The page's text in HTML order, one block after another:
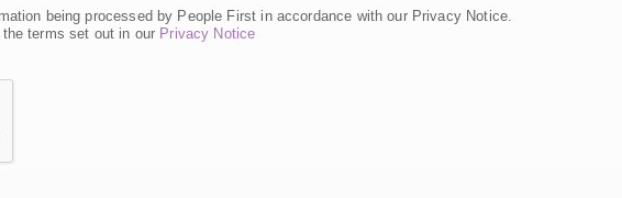
being processed by People First in accordance with our Privacy Notice.
terms set out in our Privacy Notice